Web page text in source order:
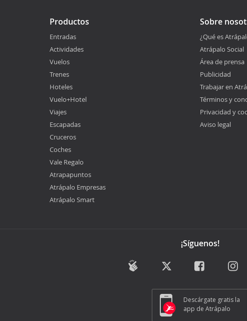
Productos
Entradas
Actividades
Vuelos
Trenes
Hoteles
Vuelo+Hotel
Viajes
Escapadas
Cruceros
Coches
Vale Regalo
Atrapapuntos
Atrápalo Empresas
Atrápalo Smart
Sobre
¿Qué es
Atrápalo Social
Área de prensa
Publicidad
Trabajar en
Términos y
Privacidad y
Aviso legal
¡Síguenos!
Descárgate gratis la
app de Atrápalo